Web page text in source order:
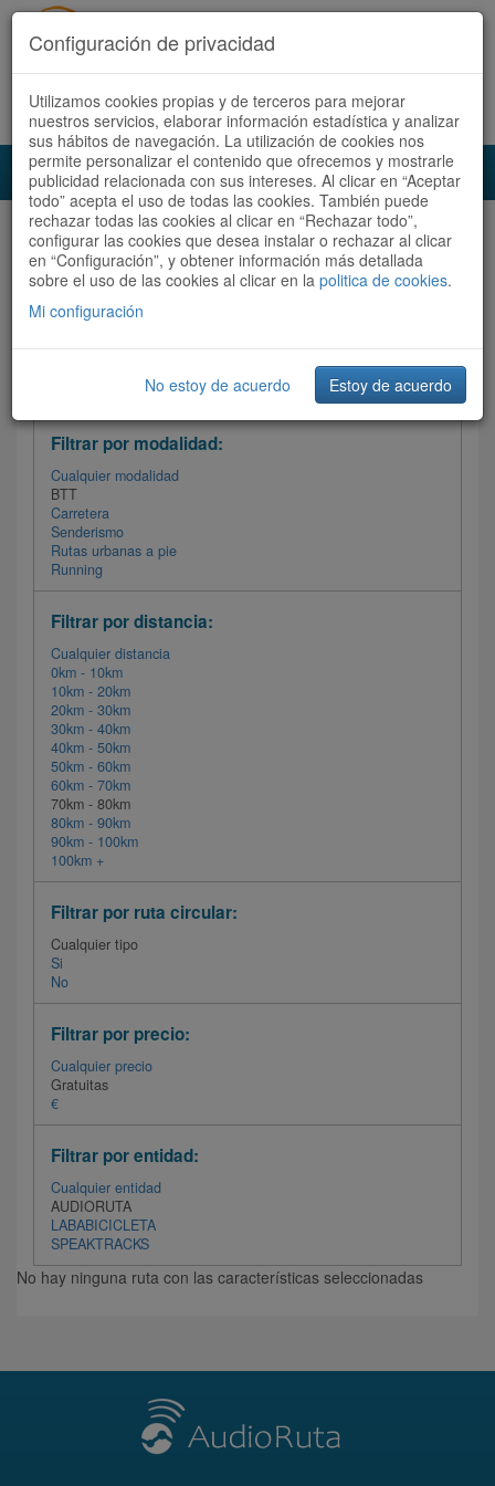
Acceder Registrate ahora Español | Català
Audioruta Todas las rutas
Todas las rutas
Ordenar por: Más recientes /
Filtrar las rutas
Filtrar por modalidad:
Cualquier modalidad
BTT
Carretera
Senderismo
Rutas urbanas a pie
Running
Filtrar por distancia:
Cualquier distancia
0km - 10km
10km - 20km
20km - 30km
30km - 40km
40km - 50km
50km - 60km
60km - 70km
70km - 80km
80km - 90km
90km - 100km
100km +
Filtrar por ruta circular:
Cualquier tipo
Si
No
Filtrar por precio:
Cualquier precio
Gratuitas
€
Filtrar por entidad:
Cualquier entidad
AUDIORUTA
LABABICICLETA
SPEAKTRACKS
No hay ninguna ruta con las características seleccionadas
Configuración de privacidad
Utilizamos cookies propias y de terceros para mejorar
nuestros servicios, elaborar información estadística y analizar
sus hábitos de navegación. La utilización de cookies nos
permite personalizar el contenido que ofrecemos y mostrarle
publicidad relacionada con sus intereses. Al clicar en “Aceptar
todo” acepta el uso de todas las cookies. También puede
rechazar todas las cookies al clicar en “Rechazar todo”,
configurar las cookies que desea instalar o rechazar al clicar
en “Configuración”, y obtener información más detallada
sobre el uso de las cookies al clicar en la politica de cookies.
Mi configuración
No estoy de acuerdo Estoy de acuerdo